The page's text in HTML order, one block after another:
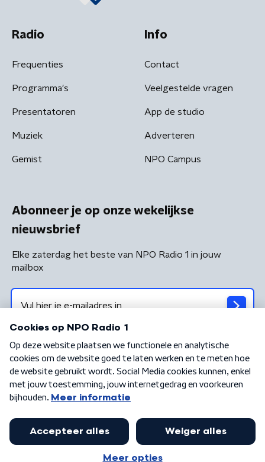
Radio
Frequenties
Programma's
Presentatoren
Muziek
Gemist
Info
Contact
Veelgestelde vragen
App de studio
Adverteren
NPO Campus
Abonneer je op onze wekelijkse
nieuwsbrief
Elke zaterdag het beste van NPO Radio 1 in jouw
mailbox
Algemene voorwaarden